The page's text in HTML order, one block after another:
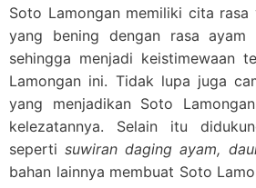
Soto Lamongan memiliki cita
yang bening dengan rasa ayam
sehingga menjadi keistimewaan
Lamongan ini. Tidak lupa juga
yang menjadikan Soto
kelezatannya. Selain itu
sepertisuwiran daging ayam,
bahan lainnya membuat Soto